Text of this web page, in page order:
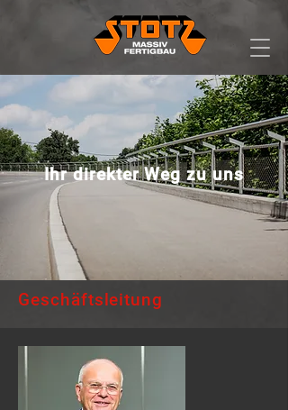
Ihr direkter Weg zu uns
Geschäftsleitung